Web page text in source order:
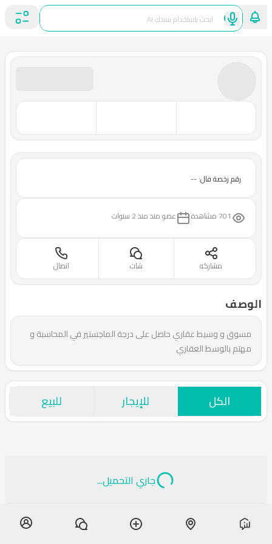
رقم رخصة فال: --
701 مشاهدة عضو منذمنذ 2 سنوات
اتصال شات مشاركه
الوصف
مسوق و وسيط عقاري حاصل على درجة الماجستير في المحاسبة و
مهتم بالوسط العقاري
الكل للإيجار للبيع
جاري التحميل...